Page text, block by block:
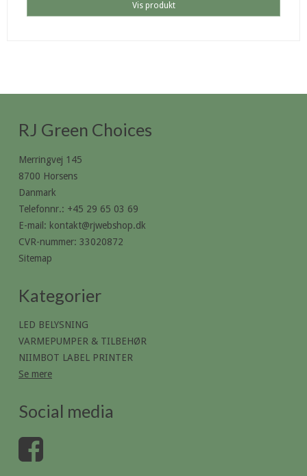
Vis produkt
RJ Green Choices
Merringvej 145
8700 Horsens
Danmark
Telefonnr.: +45 29 65 03 69
E-mail : kontakt@rjwebshop.dk
CVR-nummer: 33020872
Sitemap
Kategorier
LED BELYSNING
VARMEPUMPER & TILBEHØR
NIIMBOT LABEL PRINTER
Se mere
Social media